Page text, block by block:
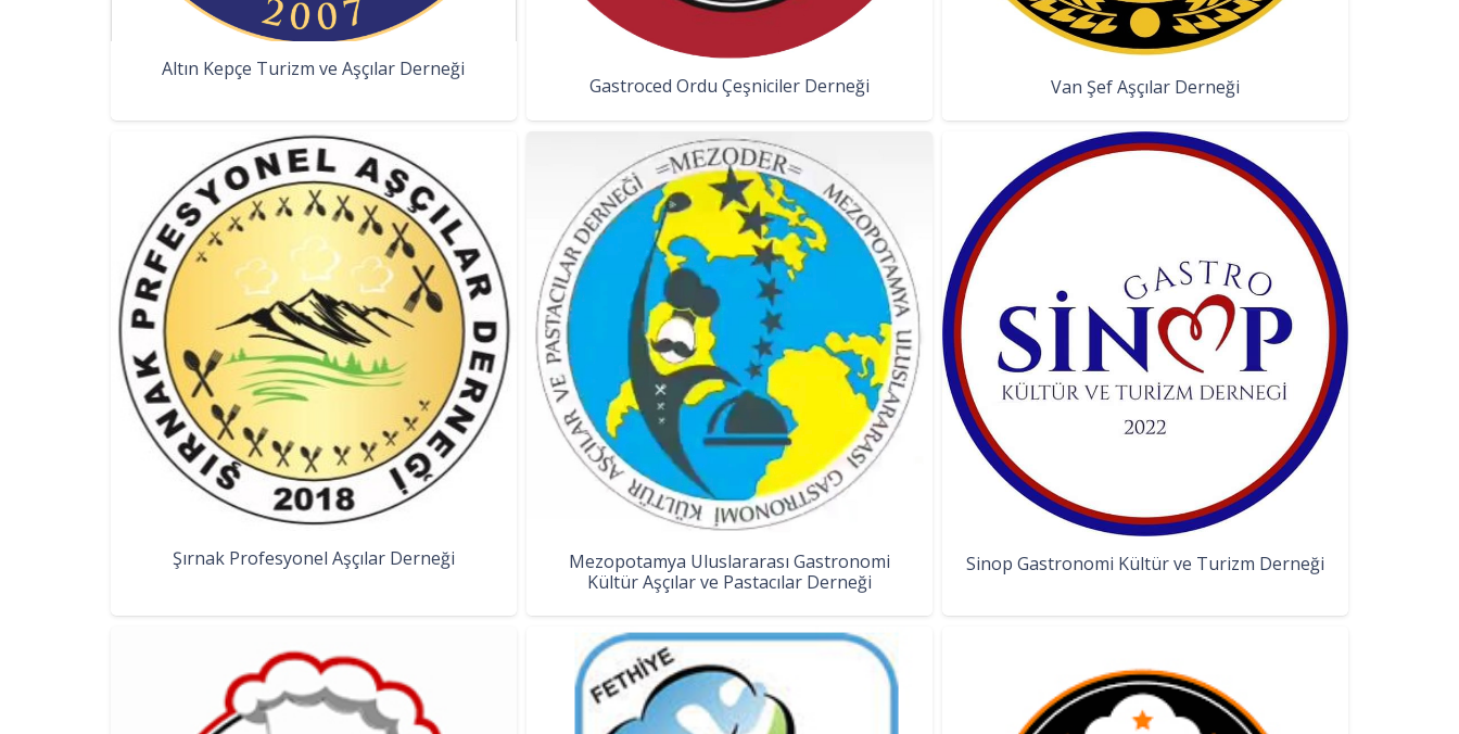
Altın Kepçe Turizm ve Aşçılar Derneği
Gastroced Ordu Çeşniciler Derneği Van Şef Aşçılar Derneği
Şırnak Profesyonel Aşçılar Derneği
Mezopotamya Uluslararası Gastronomi
Kültür Aşçılar ve Pastacılar Derneği
Sinop Gastronomi Kültür ve Turizm Derneği